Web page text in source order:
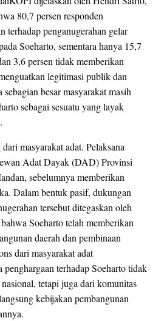
80,7 persen responden
terhadap penganugerahan gelar
Soeharto, sementara hanya 15,7
3,6 persen tidak memberikan
legitimasi publik dan
besar masyarakat masih
sebagai sesuatu yang layak
masyarakat adat. Pelaksana
Adat Dayak (DAD) Provinsi
sebelumnya memberikan
Dalam bentuk pasif, dukungan
tersebut ditegaskan oleh
Soeharto telah memberikan
daerah dan pembinaan
dari masyarakat adat
terhadap Soeharto tidak
tetapi juga dari komunitas
kebijakan pembangunan